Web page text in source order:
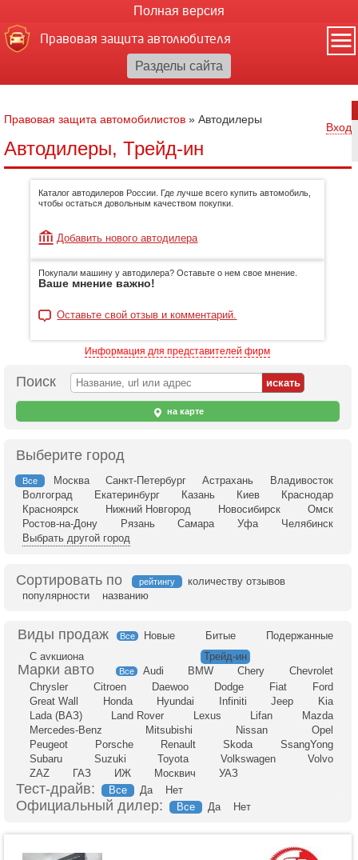
Полная версия
Правовая защита автолюбителя
Правовая защита автомобилистов » Автодилеры
Вход
Автодилеры, Трейд-ин
Каталог автодилеров России. Где лучше всего купить автомобиль,
чтобы остаться довольным качеством покупки.
Добавить нового автодилера
Покупали машину у автодилера? Оставьте о нем свое мнение.
Ваше мнение важно!
Оставьте свой отзыв и комментарий.
Информация для представителей фирм
Поиск
на карте
Выберите город
Все Москва Санкт-Петербург Астрахань
Владивосток
Волгоград
Екатеринбург Казань Киев
Краснодар
Красноярск
Нижний Новгород Новосибирск
Омск
Ростов-на-Дону
Рязань Самара Уфа
Челябинск
Выбрать другой город
Сортировать по рейтингу
количеству отзывов
популярности
названию
Все Новые Битые
Подержанные
С аукциона
Трейд-ин
Все Audi BMW Chery
Chevrolet
Chrysler
Citroen Daewoo Dodge Fiat
Ford
Great Wall
Honda Hyundai Infiniti Jeep
Kia
Lada (ВАЗ)
Land Rover Lexus Lifan
Mazda
Mercedes-Benz
Mitsubishi Nissan
Opel
Peugeot
Porsche Renault Skoda
SsangYong
Subaru
Suzuki Toyota Volkswagen
Volvo
ZAZ
ГАЗ ИЖ Москвич УАЗ
Тест-драйв: Все Да Нет
Официальный дилер: Все Да Нет